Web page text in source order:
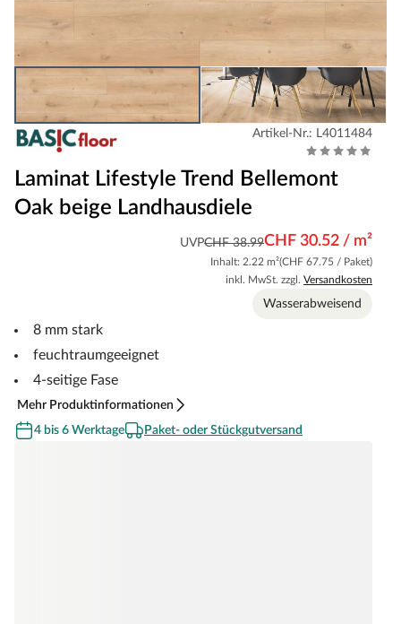
Artikel-Nr.: L4011484
Laminat Lifestyle Trend Bellemont
Oak beige Landhausdiele
UVPCHF 38.99CHF 30.52 / m²
Inhalt: 2.22 m²(CHF 67.75 / Paket)
inkl. MwSt. zzgl. Versandkosten
Wasserabweisend
8 mm stark
feuchtraumgeeignet
4-seitige Fase
Mehr Produktinformationen
4 bis 6 Werktage
Paket- oder Stückgutversand